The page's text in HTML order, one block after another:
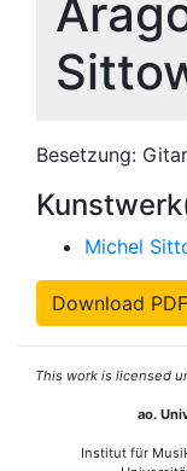
Besetzung:
Michel
Download PDF
This work is licensed
ao.
Institut für